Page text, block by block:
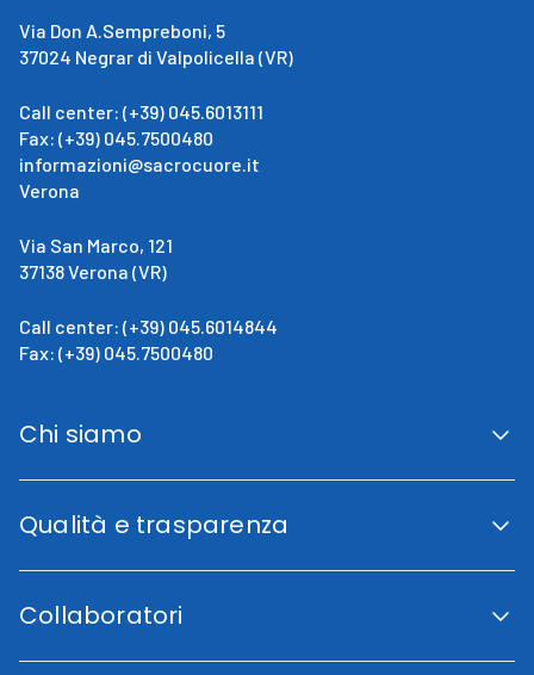
Via Don A.Sempreboni, 5
37024 Negrar di Valpolicella (VR)
Call center: (+39) 045.6013111
Fax: (+39) 045.7500480
informazioni@sacrocuore.it
Verona
Via San Marco, 121
37138 Verona (VR)
Call center: (+39) 045.6014844
Fax: (+39) 045.7500480
Chi siamo
San Giovanni Calabria
La direzione
Qualità e trasparenza
Accreditamento Regionale
Indicatori di qualità
Codice etico
Collaboratori
Lavora con noi